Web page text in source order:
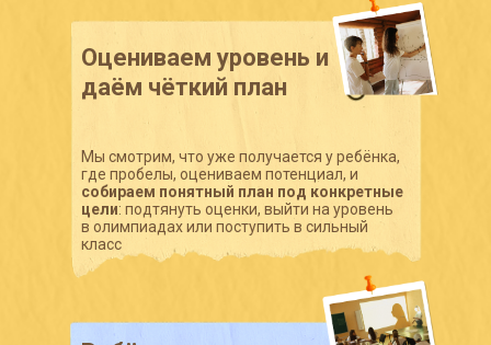
Оцениваем уровень и
даём чёткий план
Мы смотрим, что уже получается у ребёнка,
где пробелы, оцениваем потенциал, и
собираем понятный план под конкретные
цели: подтянуть оценки, выйти на уровень
в олимпиадах или поступить в сильный
класс